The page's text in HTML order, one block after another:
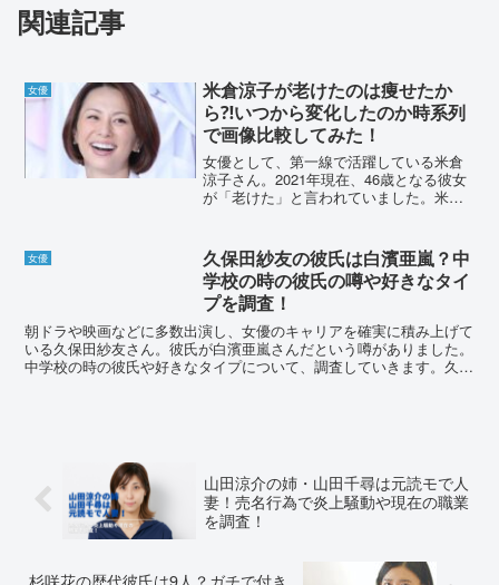
関連記事
女優
米倉涼子が老けたのは痩せたか
ら⁈いつから変化したのか時系列
で画像比較してみた！
女優として、第一線で活躍している米倉
涼子さん。2021年現在、46歳となる彼女
が「老けた」と言われていました。米倉
く調査していきます。米倉涼子が老けた
のは痩せたから⁈女...
女優
久保田紗友の彼氏は白濱亜嵐？中
学校の時の彼氏の噂や好きなタイ
プを調査！
朝ドラや映画などに多数出演し、女優のキャリアを確実に積み上げて
いる久保田紗友さん。彼氏が白濱亜嵐さんだという噂がありました。
中学校の時の彼氏や好きなタイプについて、調査していきます。久保
山田涼介の姉・山田千尋は元読モで人
妻！売名行為で炎上騒動や現在の職業
を調査！
杉咲花の歴代彼氏は9人？ガチで付き